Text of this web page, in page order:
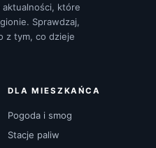
które
Sprawdzaj,
z tym, co dzieje
DLA MIESZKAŃCA
Pogoda i smog
Stacje paliw